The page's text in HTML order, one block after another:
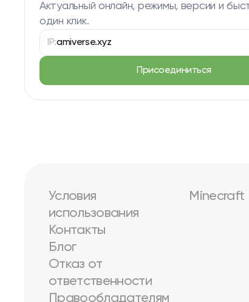
Актуальный онлайн, режимы, версии и
один клик.
IP:amiverse.xyz
Присоединиться
Условия
использования
Контакты
Блог
Отказ от
ответственности
Правообладателям
Minecraft